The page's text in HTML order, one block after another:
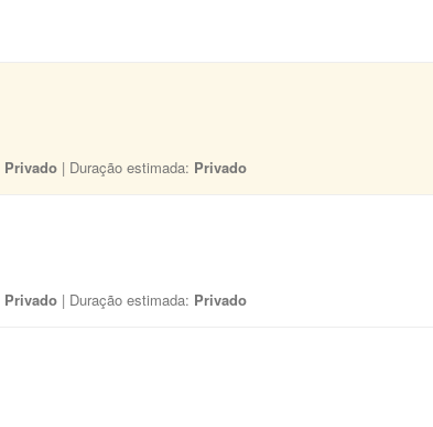
Privado | Duração estimada: Privado
Privado | Duração estimada: Privado